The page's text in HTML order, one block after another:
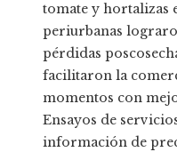
tomate y hortalizas
periurbanas
pérdidas
facilitaron la
momentos con
Ensayos de
información de